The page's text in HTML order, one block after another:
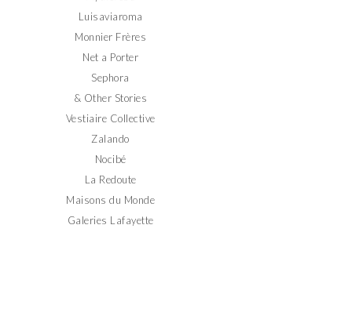
Luisaviaroma
Monnier Frères
Net a Porter
Sephora
& Other Stories
Vestiaire Collective
Zalando
Nocibé
La Redoute
Maisons du Monde
Galeries Lafayette